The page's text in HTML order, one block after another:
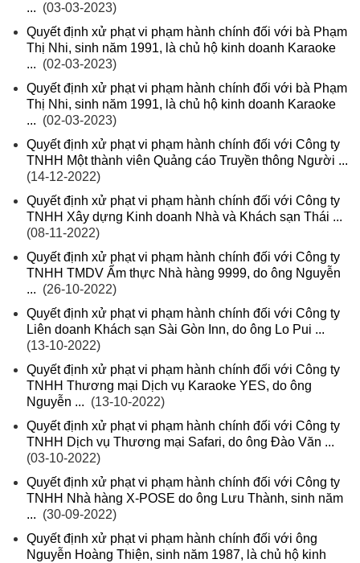
... (03-03-2023)
Quyết định xử phạt vi phạm hành chính đối với bà Phạm
Thị Nhi, sinh năm 1991, là chủ hộ kinh doanh Karaoke
... (02-03-2023)
Quyết định xử phạt vi phạm hành chính đối với bà Phạm
Thị Nhi, sinh năm 1991, là chủ hộ kinh doanh Karaoke
... (02-03-2023)
Quyết định xử phạt vi phạm hành chính đối với Công ty
TNHH Một thành viên Quảng cáo Truyền thông Người ...
(14-12-2022)
Quyết định xử phạt vi phạm hành chính đối với Công ty
TNHH Xây dựng Kinh doanh Nhà và Khách sạn Thái ...
(08-11-2022)
Quyết định xử phạt vi phạm hành chính đối với Công ty
TNHH TMDV Ẩm thực Nhà hàng 9999, do ông Nguyễn
... (26-10-2022)
Quyết định xử phạt vi phạm hành chính đối với Công ty
Liên doanh Khách sạn Sài Gòn Inn, do ông Lo Pui ...
(13-10-2022)
Quyết định xử phạt vi phạm hành chính đối với Công ty
TNHH Thương mại Dịch vụ Karaoke YES, do ông
Nguyễn ... (13-10-2022)
Quyết định xử phạt vi phạm hành chính đối với Công ty
TNHH Dịch vụ Thương mại Safari, do ông Đào Văn ...
(03-10-2022)
Quyết định xử phạt vi phạm hành chính đối với Công ty
TNHH Nhà hàng X-POSE do ông Lưu Thành, sinh năm
... (30-09-2022)
Quyết định xử phạt vi phạm hành chính đối với ông
Nguyễn Hoàng Thiện, sinh năm 1987, là chủ hộ kinh